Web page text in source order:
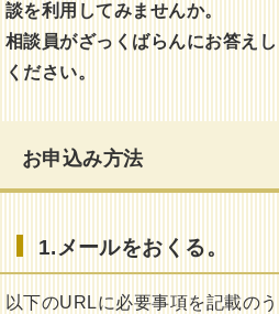
談を利用してみませんか。
相談員がざっくばらんにお答え
ください。
お申込み方法
1.メールをおくる。
以下のURLに必要事項を記載の